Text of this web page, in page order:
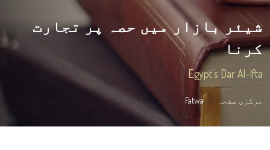
شیئر بازار میں حصہ پر تجارت
کرنا
Egypt's Dar Al-Ifta
مرکزی صفحہ Fatwa شیئر بازار میں حصہ پر تجارت کرنا